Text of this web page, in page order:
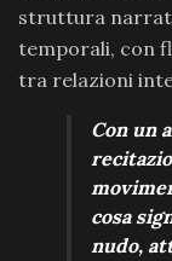
struttura
temporali, con
tra relazioni
Con un
cosa
nudo,